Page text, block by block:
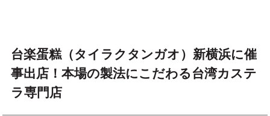
台楽蛋糕（タイラクタンガオ）新横浜に催
事出店！本場の製法にこだわる台湾カステ
ラ専門店